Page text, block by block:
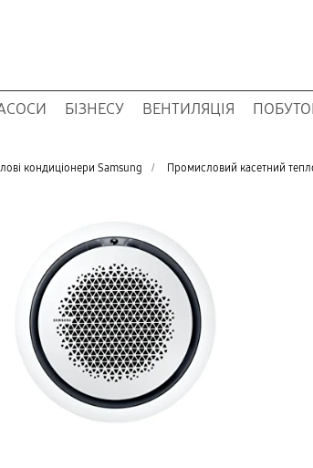
БІЗНЕСУ ВЕНТИЛЯЦІЯ
кондиціонери Samsung / Промисловий касетний